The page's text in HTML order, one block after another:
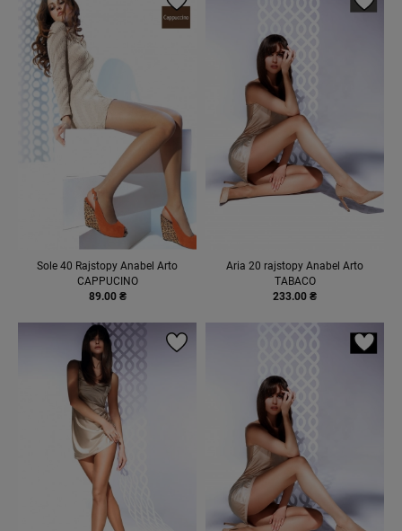
Sole 40 Rajstopy Anabel Arto
CAPPUCINO
89.00 ₴
Aria 20 rajstopy Anabel Arto
TABACO
233.00 ₴